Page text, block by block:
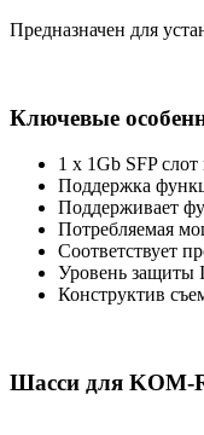
Предназначен для
Ключевые
1 x 1Gb SFP
Поддержка
Поддерживает
Потребляемая
Соответствует
Уровень защиты
Конструктив
Шасси для KOM-